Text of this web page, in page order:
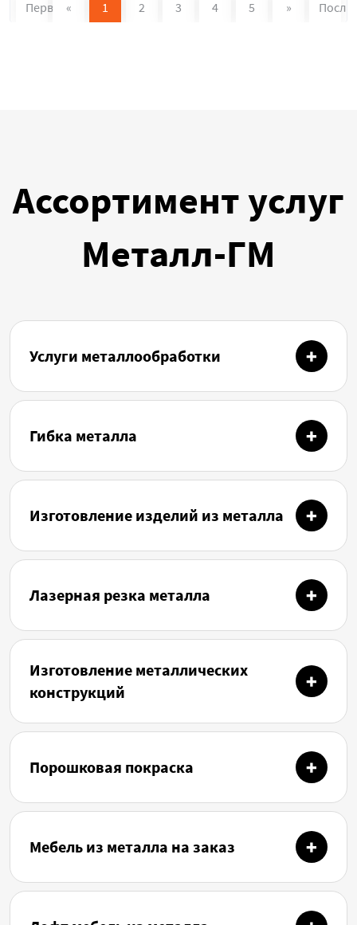
Первая « 1 2 3 4 5 »
Ассортимент услуг
Металл-ГМ
Услуги металлообработки
Гибка металла
Изготовление изделий из металла
Лазерная резка металла
Изготовление металлических
конструкций
Порошковая покраска
Мебель из металла на заказ